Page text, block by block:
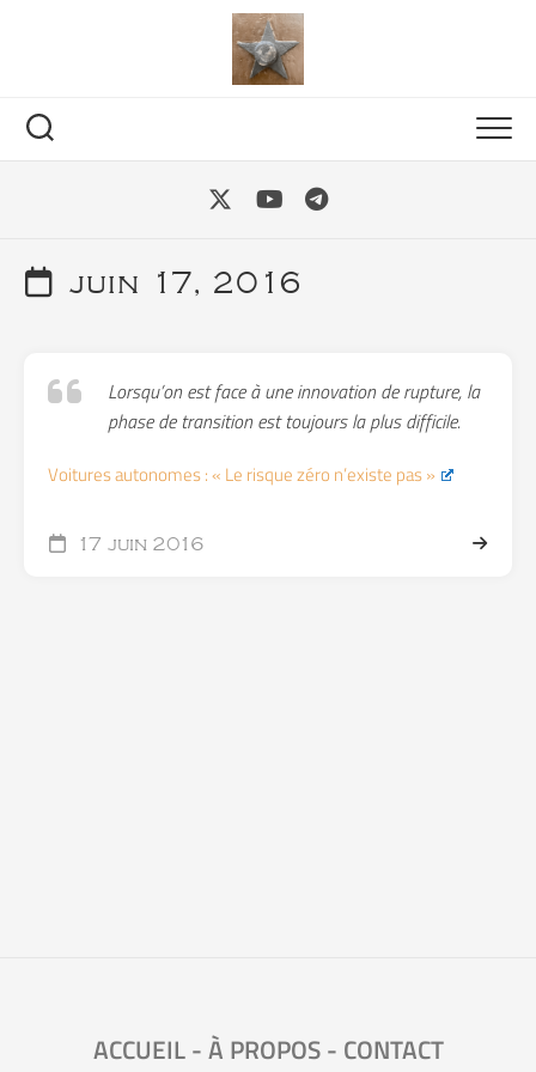
juin 17, 2016
Lorsqu’on est face à une innovation de rupture, la
phase de transition est toujours la plus difficile.
Voitures autonomes : « Le risque zéro n’existe pas »
17 juin 2016
ACCUEIL-À PROPOS- CONTACT